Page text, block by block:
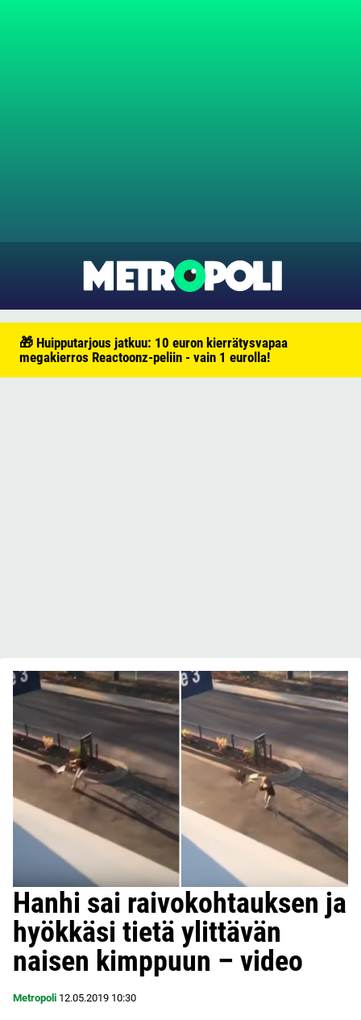
🎁 Huipputarjous jatkuu: 10 euron kierrätysvapaa
megakierros Reactoonz-peliin - vain 1 eurolla!
Hanhi sai raivokohtauksen ja
hyökkäsi tietä ylittävän
naisen kimppuun – video
Metropoli 12.05.2019 10:30